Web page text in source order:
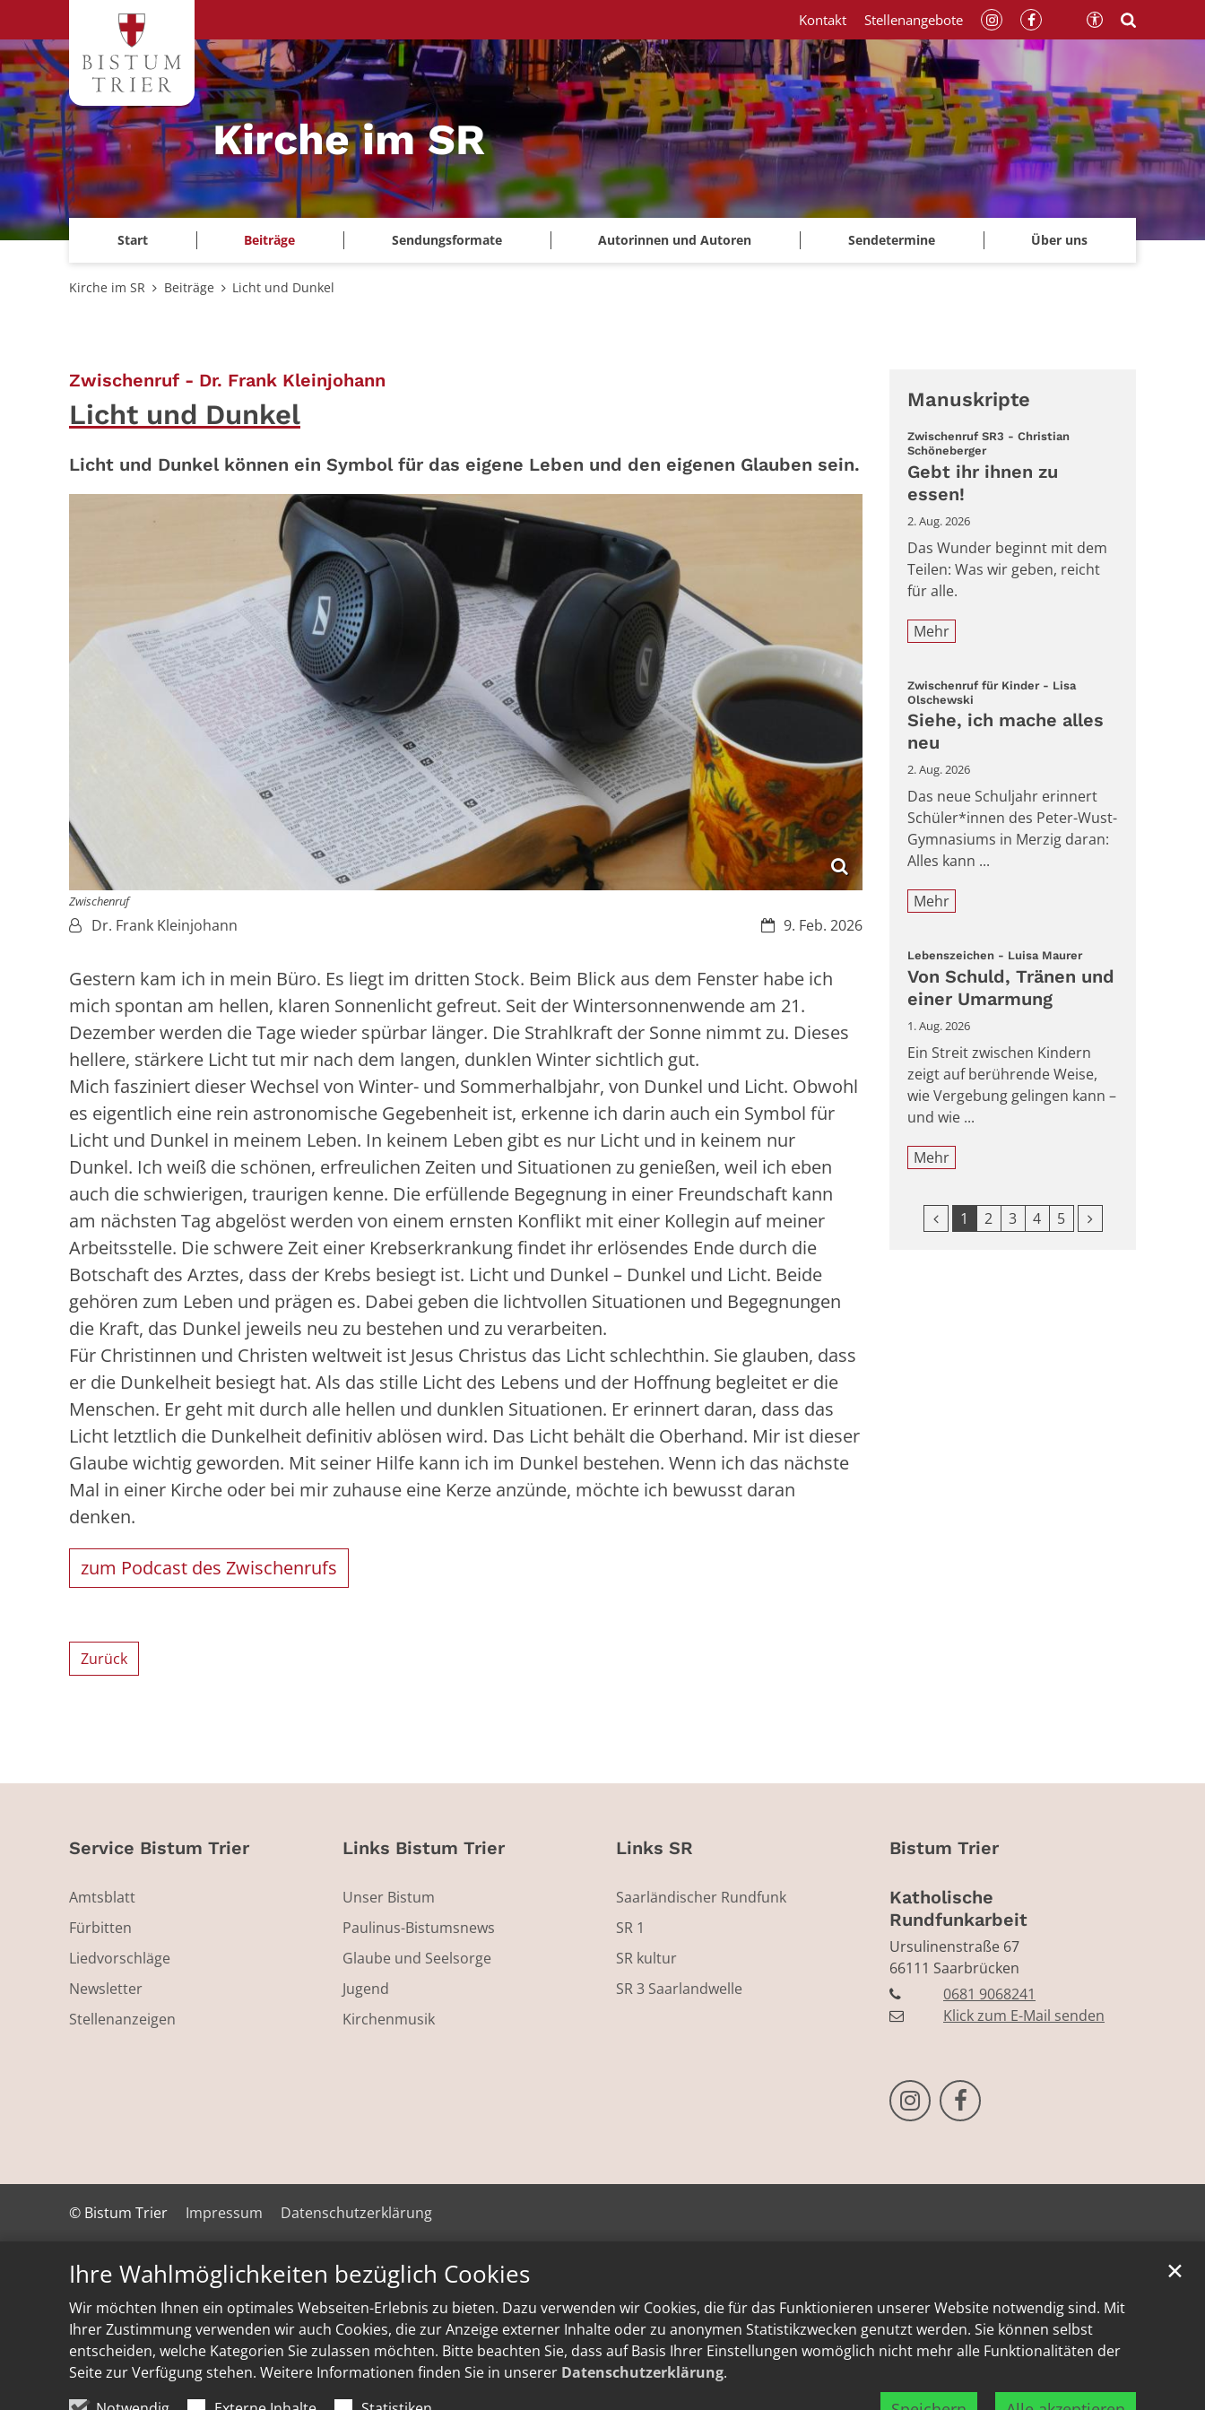
Ihre Wahlmöglichkeiten bezüglich Cookies
Wir möchten Ihnen ein optimales Webseiten-Erlebnis zu bieten. Dazu verwenden wir Cookies, die für das Funktionieren unserer Website notwendig sind. Mit
Ihrer Zustimmung verwenden wir auch Cookies, die zur Anzeige externer Inhalte oder zu anonymen Statistikzwecken genutzt werden. Sie können selbst
entscheiden, welche Kategorien Sie zulassen möchten. Bitte beachten Sie, dass auf Basis Ihrer Einstellungen womöglich nicht mehr alle Funktionalitäten der
Seite zur Verfügung stehen. Weitere Informationen finden Sie in unserer Datenschutzerklärung.
✕
Zum Inhalt springen
Kirche im SR
Start Beiträge Sendungsformate Autorinnen und Autoren Sendetermine Über uns
Kontakt Stellenangebote
Kirche im SR Beiträge Licht und Dunkel
Zwischenruf - Dr. Frank Kleinjohann
Licht und Dunkel
Licht und Dunkel können ein Symbol für das eigene Leben und den eigenen Glauben sein.
Zwischenruf
Datum:
9. Feb. 2026
Von:Dr. Frank Kleinjohann
Gestern kam ich in mein Büro. Es liegt im dritten Stock. Beim Blick aus dem Fenster habe ich
mich spontan am hellen, klaren Sonnenlicht gefreut. Seit der Wintersonnenwende am 21.
Dezember werden die Tage wieder spürbar länger. Die Strahlkraft der Sonne nimmt zu. Dieses
hellere, stärkere Licht tut mir nach dem langen, dunklen Winter sichtlich gut.
Mich fasziniert dieser Wechsel von Winter- und Sommerhalbjahr, von Dunkel und Licht. Obwohl
es eigentlich eine rein astronomische Gegebenheit ist, erkenne ich darin auch ein Symbol für
Licht und Dunkel in meinem Leben. In keinem Leben gibt es nur Licht und in keinem nur
Dunkel. Ich weiß die schönen, erfreulichen Zeiten und Situationen zu genießen, weil ich eben
auch die schwierigen, traurigen kenne. Die erfüllende Begegnung in einer Freundschaft kann
am nächsten Tag abgelöst werden von einem ernsten Konflikt mit einer Kollegin auf meiner
Arbeitsstelle. Die schwere Zeit einer Krebserkrankung findet ihr erlösendes Ende durch die
Botschaft des Arztes, dass der Krebs besiegt ist. Licht und Dunkel – Dunkel und Licht. Beide
gehören zum Leben und prägen es. Dabei geben die lichtvollen Situationen und Begegnungen
die Kraft, das Dunkel jeweils neu zu bestehen und zu verarbeiten.
Für Christinnen und Christen weltweit ist Jesus Christus das Licht schlechthin. Sie glauben, dass
er die Dunkelheit besiegt hat. Als das stille Licht des Lebens und der Hoffnung begleitet er die
Menschen. Er geht mit durch alle hellen und dunklen Situationen. Er erinnert daran, dass das
Licht letztlich die Dunkelheit definitiv ablösen wird. Das Licht behält die Oberhand. Mir ist dieser
Glaube wichtig geworden. Mit seiner Hilfe kann ich im Dunkel bestehen. Wenn ich das nächste
Mal in einer Kirche oder bei mir zuhause eine Kerze anzünde, möchte ich bewusst daran
denken.
zum Podcast des Zwischenrufs
Zurück
Manuskripte
Zwischenruf SR3 - Christian
Schöneberger:
Gebt ihr ihnen zu
essen!
2. Aug. 2026
Das Wunder beginnt mit dem
Teilen: Was wir geben, reicht
für alle.
Mehr
Zwischenruf für Kinder - Lisa
Olschewski
Siehe, ich mache alles
neu
2. Aug. 2026
Das neue Schuljahr erinnert
Schüler*innen des Peter-Wust-
Gymnasiums in Merzig daran:
Alles kann ...
Mehr
Lebenszeichen - Luisa Maurer:
Von Schuld, Tränen und
einer Umarmung
1. Aug. 2026
Ein Streit zwischen Kindern
zeigt auf berührende Weise,
wie Vergebung gelingen kann –
und wie ...
Mehr
Vorherige Seite
1 2 3 4 5 Nächste Seite
Service Bistum Trier
Amtsblatt
Fürbitten
Liedvorschläge
Newsletter
Stellenanzeigen
Links Bistum Trier
Unser Bistum
Paulinus-Bistumsnews
Glaube und Seelsorge
Jugend
Kirchenmusik
Links SR
Saarländischer Rundfunk
SR 1
SR kultur
SR 3 Saarlandwelle
Bistum Trier
Katholische
Rundfunkarbeit
Ursulinenstraße 67
66111 Saarbrücken
0681 9068241
Klick zum E-Mail senden
Bistum Trier auf Instragram
Bistum Trier auf Facebook
© Bistum Trier Impressum Datenschutzerklärung